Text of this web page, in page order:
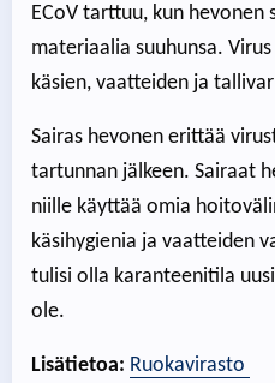
ECoV tarttuu, kun hevonen
materiaalia suuhunsa.
käsien, vaatteiden ja
Sairas hevonen erittää
tartunnan jälkeen. Sairaat
niille käyttää omia
käsihygienia ja vaatteiden
tulisi olla karanteenitila
ole.
Lisätietoa: Ruokavirasto